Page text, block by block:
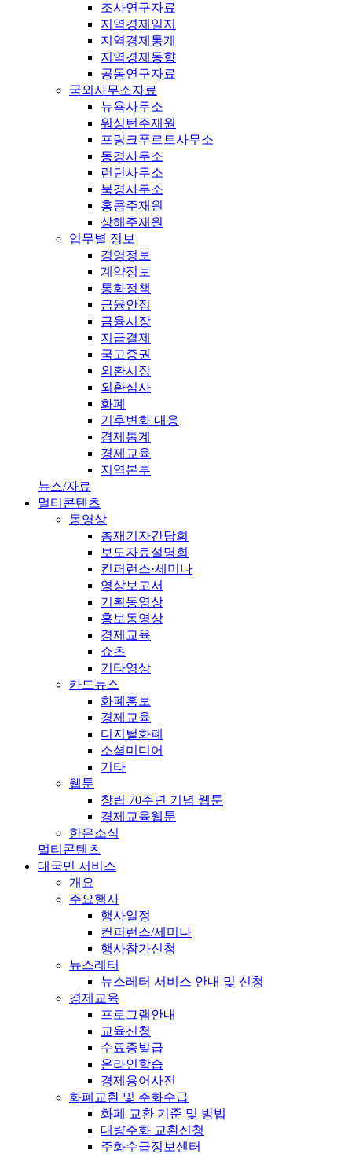
조사연구자료
지역경제일지
지역경제통계
지역경제동향
공동연구자료
국외사무소자료
뉴욕사무소
워싱턴주재원
프랑크푸르트사무소
동경사무소
런던사무소
북경사무소
홍콩주재원
상해주재원
업무별 정보
경영정보
계약정보
통화정책
금융안정
금융시장
지급결제
국고증권
외환시장
외환심사
화폐
기후변화 대응
경제통계
경제교육
지역본부
뉴스/자료
멀티콘텐츠
동영상
총재기자간담회
보도자료설명회
컨퍼런스·세미나
영상보고서
기획동영상
홍보동영상
경제교육
쇼츠
기타영상
카드뉴스
화폐홍보
경제교육
디지털화폐
소셜미디어
기타
웹툰
창립 70주년 기념 웹툰
경제교육웹툰
한은소식
멀티콘텐츠
대국민 서비스
개요
주요행사
행사일정
컨퍼런스/세미나
행사참가신청
뉴스레터
뉴스레터 서비스 안내 및 신청
경제교육
프로그램안내
교육신청
수료증발급
온라인학습
경제용어사전
화폐교환 및 주화수급
화폐 교환 기준 및 방법
대량주화 교환신청
주화수급정보센터